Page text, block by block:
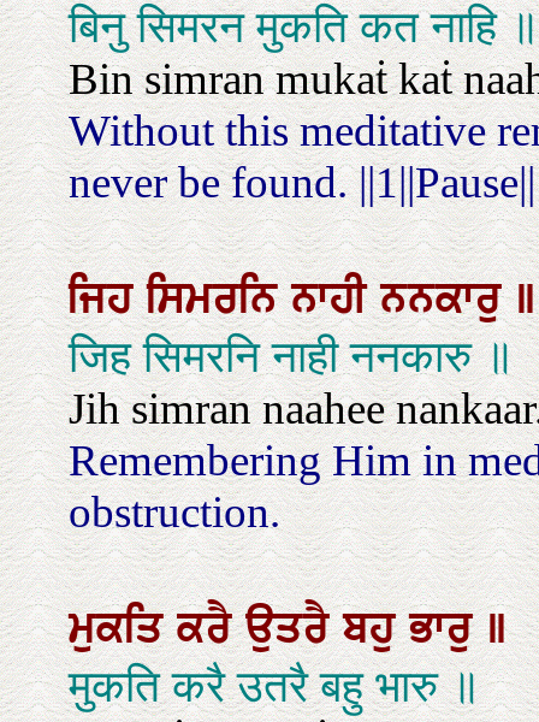
बिनु सिमरन मुकति कत नाहि
Bin simran mukaṫ kaṫ
Without this meditative
never be found. ||1||Pause||
ਜਿਹਸਿਮਰਨਿਨਾਹੀਨਨਕਾਰੁ॥
जिह सिमरनि नाही ननकारु ॥
Jih simran naahee
Remembering Him in
obstruction.
ਮੁਕਤਿਕਰੈਉਤਰੈਬਹੁਭਾਰੁ॥
मुकति करै उतरै बहु भारु ॥